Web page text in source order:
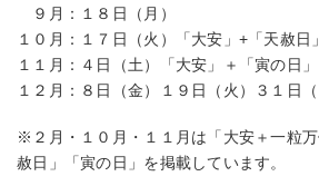
９月：１８日（月）
１０月：１７日（火）「大安」+「天赦日」
１１月：４日（土）「大安」＋「寅の日」
１２月：８日（金）１９日（火）３１日（
※２月・１０月・１１月は「大安＋一粒
赦日」「寅の日」を掲載しています。